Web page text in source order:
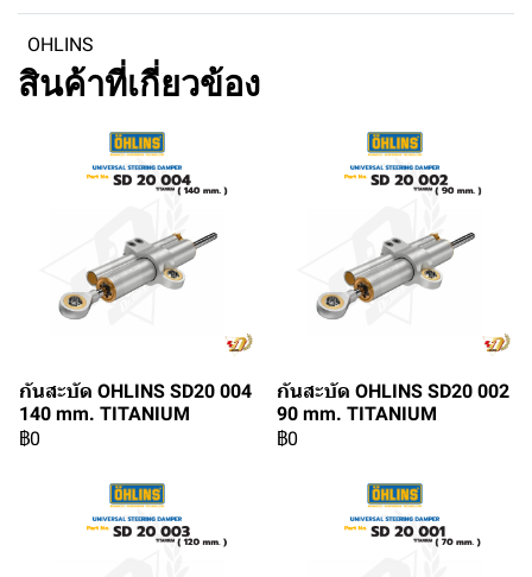
OHLINS
สินค้าที่เกี่ยวข้อง
กันสะบัด OHLINS SD20 004
140 mm. TITANIUM
฿0
กันสะบัด OHLINS SD20 002
90 mm. TITANIUM
฿0